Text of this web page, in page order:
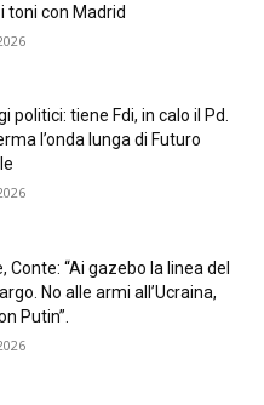
toni con Madrid
politici: tiene Fdi, in calo il Pd.
l’onda lunga di Futuro
Conte: “Ai gazebo la linea del
No alle armi all’Ucraina,
Putin”.